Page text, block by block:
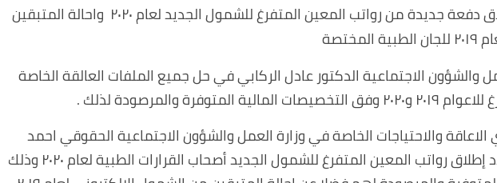
وزير العمل نحن بصدد إطلاق دفعة جديدة من رواتب المعين المتفرغ للشمول الجديد لعام ٢٠٢٠ واحالة المتبقين
والشؤون الاجتماعية الدكتور عادل الركابي في حل جميع الملفات العالقة الخاصة
والمرصودة لذلك .
والاحتياجات الخاصة في وزارة العمل والشؤون الاجتماعية الحقوقي احمد
هادي بنيه ان الهيئة بصدد إطلاق رواتب المعين المتفرغ للشمول الجديد أصحاب القرارات الطبية لعام ٢٠٢٠ وذلك